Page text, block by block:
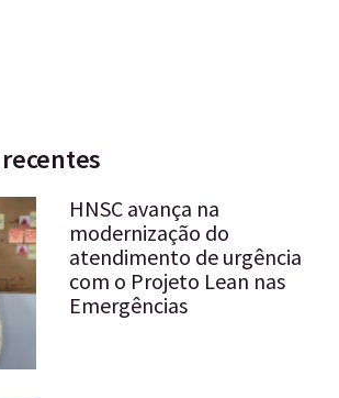
HNSC avança na
modernização do
atendimento de urgência
com o Projeto Lean nas
Emergências